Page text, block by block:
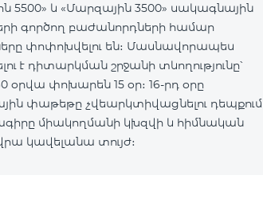
5500» և «Մարզային 3500» սակագնային
գործող բաժանորդների համար
փոփոխվելու են։ Մասնավորապես
է դիտարկման շրջանի տևողությունը՝
օրվա փոխարեն 15 օր։ 16-րդ օրը
փաթեթը չվեարկտիվացնելու դեպքում
միակողմանի կխզվի և հիմնական
կավելանա տույժ։